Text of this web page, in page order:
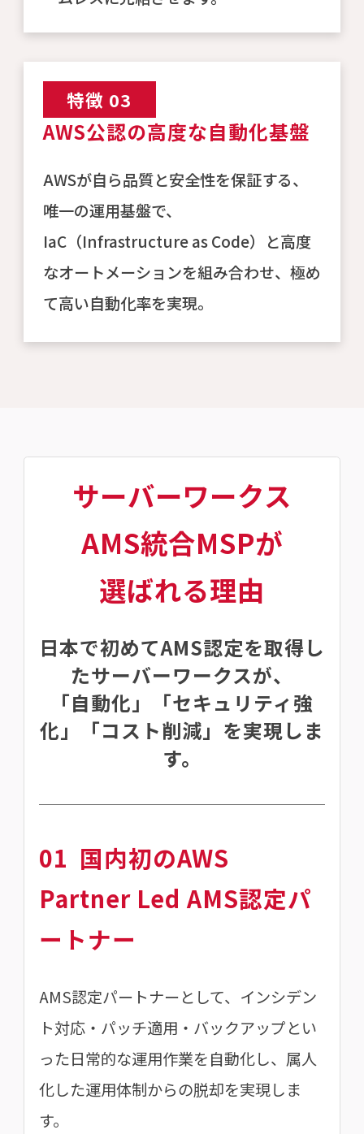
特徴 03
AWS公認の高度な自動化基盤
AWSが自ら品質と安全性を保証する、
唯一の運用基盤で、
IaC（Infrastructure as Code）と高度
なオートメーションを組み合わせ、極め
て高い自動化率を実現。
サーバーワークス
AMS統合MSPが
選ばれる理由
日本で初めてAMS認定を取得し
たサーバーワークスが、
「自動化」「セキュリティ強
化」「コスト削減」を実現しま
す。
01 国内初のAWS
Partner Led AMS認定パ
ートナー
AMS認定パートナーとして、インシデン
ト対応・パッチ適用・バックアップとい
った日常的な運用作業を自動化し、属人
化した運用体制からの脱却を実現しま
す。